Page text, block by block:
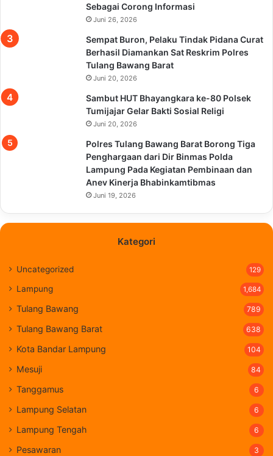
Sebagai Corong Informasi
Juni 26, 2026
Sempat Buron, Pelaku Tindak Pidana Curat
Berhasil Diamankan Sat Reskrim Polres
Tulang Bawang Barat
Juni 20, 2026
Sambut HUT Bhayangkara ke-80 Polsek
Tumijajar Gelar Bakti Sosial Religi
Juni 20, 2026
Polres Tulang Bawang Barat Borong Tiga
Penghargaan dari Dir Binmas Polda
Lampung Pada Kegiatan Pembinaan dan
Anev Kinerja Bhabinkamtibmas
Juni 19, 2026
Kategori
Uncategorized 129
Lampung 1,684
Tulang Bawang 789
Tulang Bawang Barat 638
Kota Bandar Lampung 104
Mesuji 84
Tanggamus 6
Lampung Selatan 6
Lampung Tengah 6
Pesawaran 3